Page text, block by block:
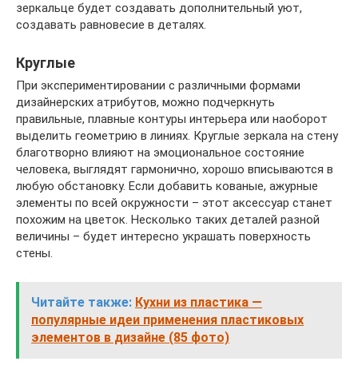
зеркальце будет создавать дополнительный уют,
создавать равновесие в деталях.
Круглые
При экспериментировании с различными формами
дизайнерских атрибутов, можно подчеркнуть
правильные, плавные контуры интерьера или наоборот
выделить геометрию в линиях. Круглые зеркала на стену
благотворно влияют на эмоциональное состояние
человека, выглядят гармонично, хорошо вписываются в
любую обстановку. Если добавить кованые, ажурные
элементы по всей окружности – этот аксессуар станет
похожим на цветок. Несколько таких деталей разной
величины – будет интересно украшать поверхность
стены.
Читайте также: Кухни из пластика —
популярные идеи применения пластиковых
элементов в дизайне (85 фото)